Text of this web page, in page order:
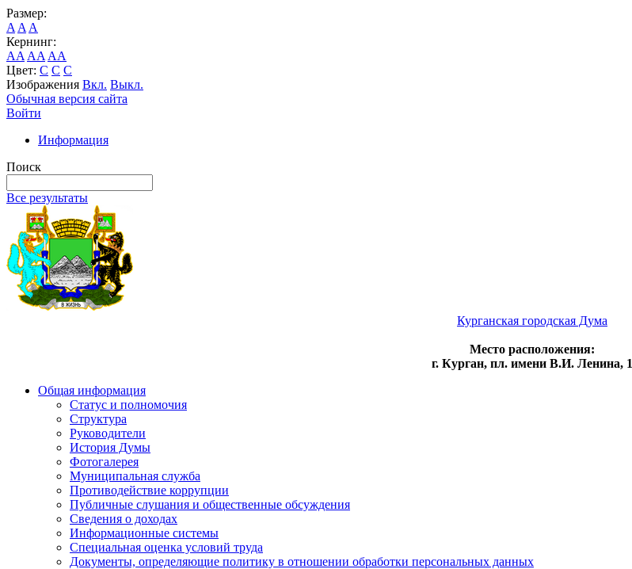
Размер:
A A A
Кернинг:
AA AA AA
Цвет: C C C
Изображения Вкл. Выкл.
Обычная версия сайта
Войти
Информация
Поиск
Все результаты
Курганская городская Дума
Место расположения:
г. Курган, пл. имени В.И. Ленина, 1
Общая информация
Статус и полномочия
Структура
Руководители
История Думы
Фотогалерея
Муниципальная служба
Противодействие коррупции
Публичные слушания и общественные обсуждения
Сведения о доходах
Информационные системы
Специальная оценка условий труда
Документы, определяющие политику в отношении обработки персональных данных